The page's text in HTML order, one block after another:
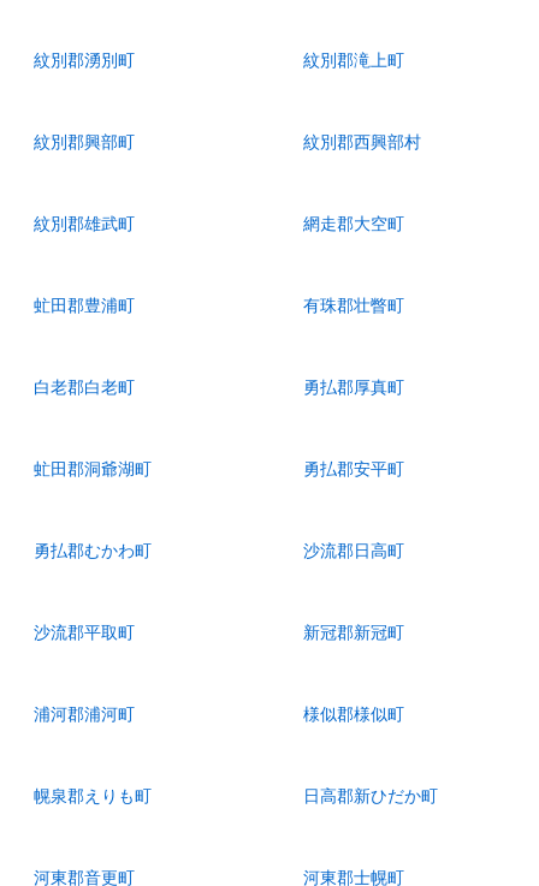
紋別郡湧別町 紋別郡滝上町
紋別郡興部町 紋別郡西興部村
紋別郡雄武町 網走郡大空町
虻田郡豊浦町 有珠郡壮瞥町
白老郡白老町 勇払郡厚真町
虻田郡洞爺湖町 勇払郡安平町
勇払郡むかわ町 沙流郡日高町
沙流郡平取町 新冠郡新冠町
浦河郡浦河町 様似郡様似町
幌泉郡えりも町 日高郡新ひだか町
河東郡音更町 河東郡士幌町